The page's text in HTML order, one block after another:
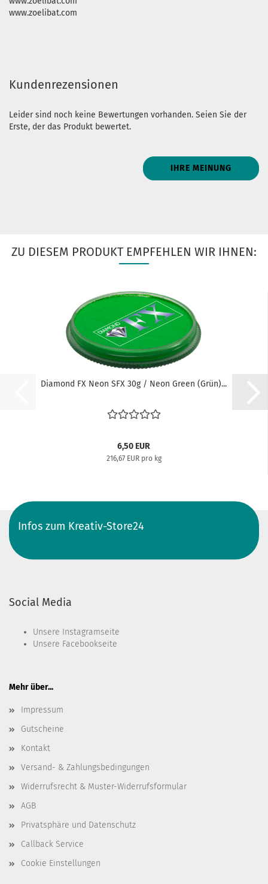
www.zoelibat.com
Kundenrezensionen
Leider sind noch keine Bewertungen vorhanden. Seien Sie der
Erste, der das Produkt bewertet.
IHRE MEINUNG
ZU DIESEM PRODUKT EMPFEHLEN WIR IHNEN:
Diamond FX Neon SFX 30g / Neon Green (Grün)...
6,50 EUR
216,67 EUR pro kg
Infos zum Kreativ-Store24
Social Media
Unsere Instagramseite
Unsere Facebookseite
Mehr über...
Impressum
Gutscheine
Kontakt
Versand- & Zahlungsbedingungen
Widerrufsrecht & Muster-Widerrufsformular
AGB
Privatsphäre und Datenschutz
Callback Service
Cookie Einstellungen